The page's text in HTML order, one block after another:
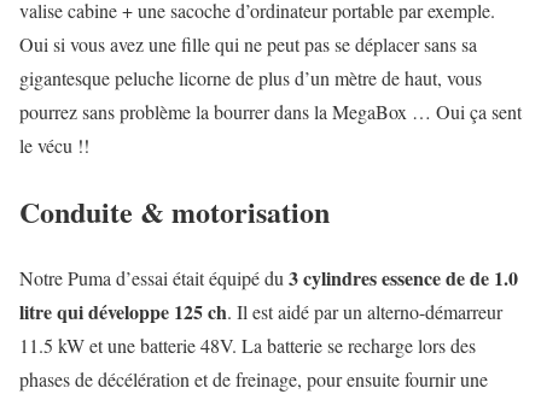
valise cabine + une sacoche d’ordinateur portable par exemple.
Oui si vous avez une fille qui ne peut pas se déplacer sans sa
gigantesque peluche licorne de plus d’un mètre de haut, vous
pourrez sans problème la bourrer dans la MegaBox … Oui ça sent
le vécu !!
Conduite & motorisation
Notre Puma d’essai était équipé du 3 cylindres essence de de 1.0
litre qui développe 125 ch. Il est aidé par un alterno-démarreur
11.5 kW et une batterie 48V. La batterie se recharge lors des
phases de décélération et de freinage, pour ensuite fournir une